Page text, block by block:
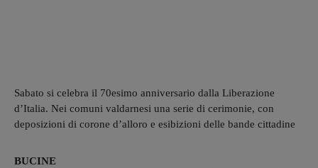
Sabato si celebra il 70esimo anniversario dalla Liberazione
d’Italia. Nei comuni valdarnesi una serie di cerimonie, con
deposizioni di corone d’alloro e esibizioni delle bande cittadine
BUCINE